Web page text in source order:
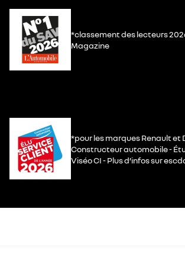
*classement des lecteurs
Magazine
*pour les marques Renault et
Constructeur automobile -
Viséo CI - Plus d’infos sur